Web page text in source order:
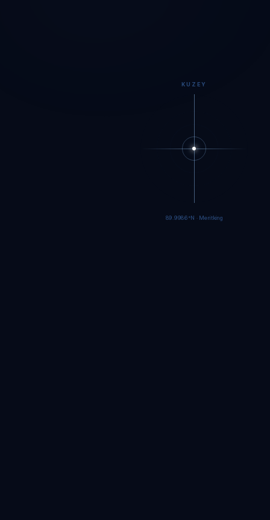
KUZEY
89.9984°N · Meritking